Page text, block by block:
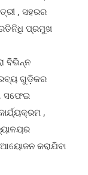
ପଦଯାତ୍ରାରେ
, ସହରର
ପ୍ରମୁଖ
ବିଭିନ୍ନ
ଗୁଡ଼ିକର
, ସଫେଇ
,
କରାଯିବା